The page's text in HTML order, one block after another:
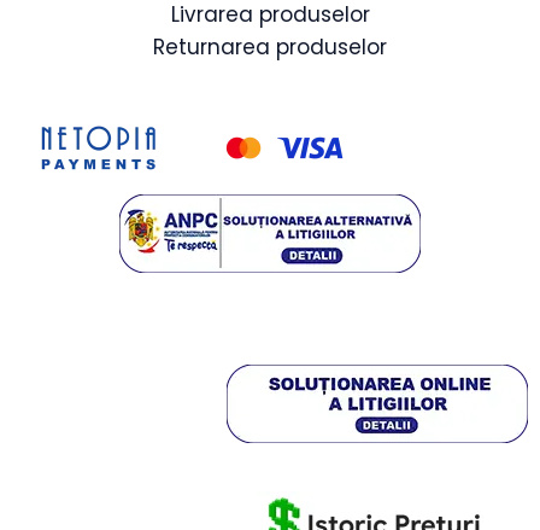
Livrarea produselor
Returnarea produselor